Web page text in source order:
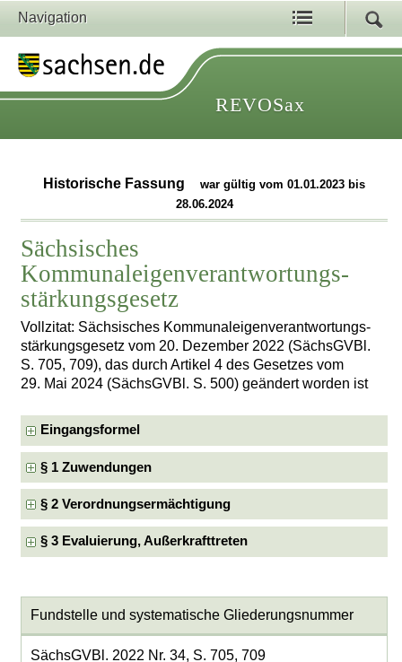
Navigation
REVOSax
Historische Fassung
war gültig vom 01.01.2023 bis
28.06.2024
Sächsisches
Kommunaleigenverantwortungs­
stärkungsgesetz
Vollzitat: Sächsisches Kommunaleigenverantwortungs­
stärkungsgesetz vom 20. Dezember 2022 (SächsGVBl.
S. 705, 709), das durch Artikel 4 des Gesetzes vom
29. Mai 2024 (SächsGVBl. S. 500) geändert worden ist
Eingangsformel
§ 1 Zuwendungen
§ 2 Verordnungsermächtigung
§ 3 Evaluierung, Außerkrafttreten
Fundstelle und systematische Gliederungsnummer
SächsGVBl. 2022 Nr. 34, S. 705, 709